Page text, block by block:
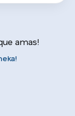
amas!